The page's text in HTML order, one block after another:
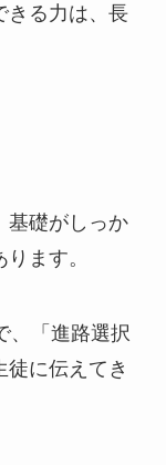
きる力は、長
基礎がしっか
ます。
、「進路選択
に伝えてき